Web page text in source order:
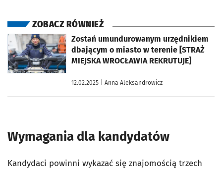
ZOBACZ RÓWNIEŻ
Zostań umundurowanym urzędnikiem
dbającym o miasto w terenie [STRAŻ
MIEJSKA WROCŁAWIA REKRUTUJE]
12.02.2025 | Anna Aleksandrowicz
otworzy się w nowej karcie
Wymagania dla kandydatów
Kandydaci powinni wykazać się znajomością trzech